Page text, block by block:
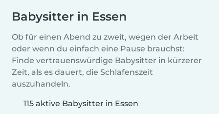
Babysitter in Essen
Ob für einen Abend zu zweit, wegen der Arbeit
oder wenn du einfach eine Pause brauchst:
Finde vertrauenswürdige Babysitter in kürzerer
Zeit, als es dauert, die Schlafenszeit
auszuhandeln.
115 aktive Babysitter in Essen